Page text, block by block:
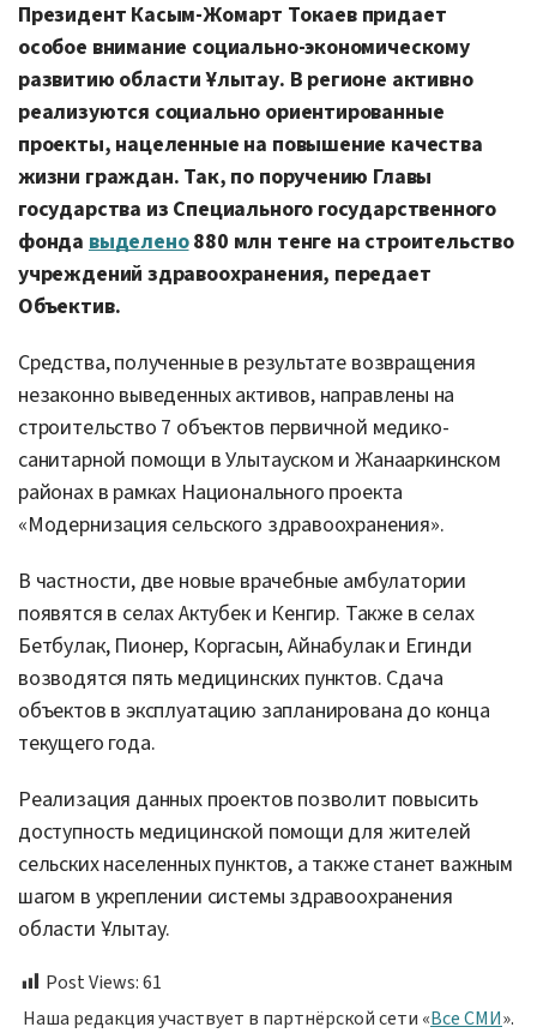
Президент Касым-Жомарт Токаев придает
особое внимание социально-экономическому
развитию области Ұлытау. В регионе активно
реализуются социально ориентированные
проекты, нацеленные на повышение качества
жизни граждан. Так, по поручению Главы
государства из Специального государственного
фонда выделено880 млн тенге на строительство
учреждений здравоохранения, передает
Объектив.
Средства, полученные в результате возвращения
незаконно выведенных активов, направлены на
строительство 7 объектов первичной медико-
санитарной помощи в Улытауском и Жанааркинском
районах в рамках Национального проекта
«Модернизация сельского здравоохранения».
В частности, две новые врачебные амбулатории
появятся в селах Актубек и Кенгир. Также в селах
Бетбулак, Пионер, Коргасын, Айнабулак и Егинди
возводятся пять медицинских пунктов. Сдача
объектов в эксплуатацию запланирована до конца
текущего года.
Реализация данных проектов позволит повысить
доступность медицинской помощи для жителей
сельских населенных пунктов, а также станет важным
шагом в укреплении системы здравоохранения
области Ұлытау.
Post Views:61
Наша редакция участвует в партнёрской сети «Все СМИ».